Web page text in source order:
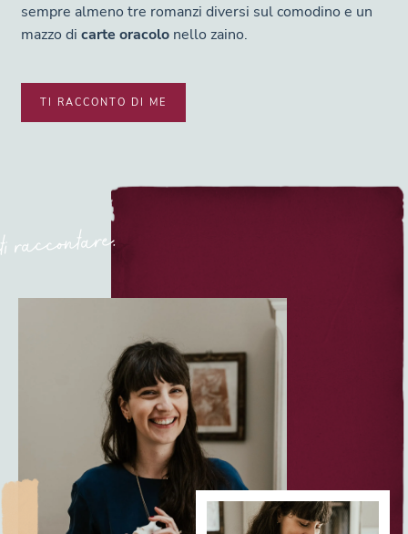
sempre almeno tre romanzi diversi sul comodino e un
mazzo di carte oracolo nello zaino.
TI RACCONTO DI ME
raccontare.